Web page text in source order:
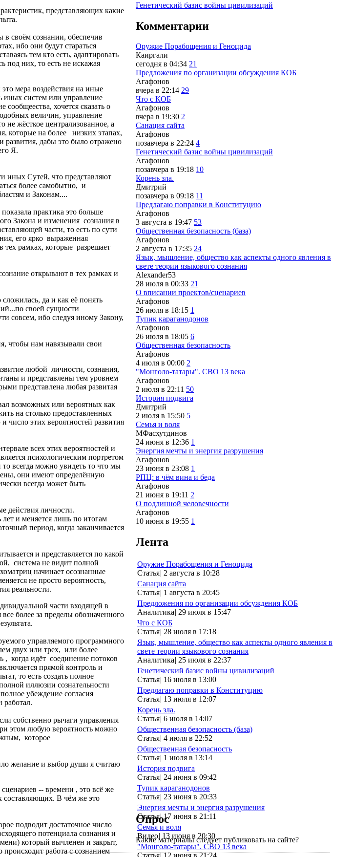
представляющих какие
в своём сознании, обеспечив
ибо они будут стараться
тем кто есть, адаптировать
под них, то есть не искажая
мера воздействия на иные
иных систем или управление
хочется сказать о
величин, управление
жёсткое централизованное, а
которые на более низких этапах,
развития, дабы это было отражено
Я.
иных Сутей, что представляют
более самобытно, и
и Законам....
практика это больше
Закона и изменения сознания в
части, то есть по сути
его ярко выраженная
тех рамках, которые разрешает
открывают в тех рамках и
да и как её понять
своей сущности
совсем, ибо следуя иному Закону,
чтобы нам навязывали свои
любой личности, сознания,
и представлены тем уровнем
представлена любая развитая
возможных или вероятных как
на столько предоставленных
число этих вероятностей развития
всех этих вероятностей и
психологическим портретом
всегда можно увидеть то что мы
они имеют определённую
всегда может быть
действия личности.
лет и меняется лишь по итогам
период, когда заканчивается
и представляется по какой
система не видит полной
начинает осознанные
не просто вероятность,
реальности.
части входящей в
более за пределы обозначенного
управляемого программного
двух или трех, или более
, когда идёт соединение потоков
прямой контроль и
то есть создать полное
иллюзии сознательности
убеждение согласия
работал.
собственно рычаги управления
этом любую вероятность можно
которое
желание и выбор души я считаю
-- времени , это всё же
составляющих. В чём же это
подводит достаточное число
потенциала сознания и
который вычленен и закрыт,
происходит работа с сознанием
Генетический базис войны цивилизаций
Комментарии
Оружие Порабощения и Геноцида
Каиргали
сегодня в 04:34 21
Предложения по организации обсуждения КОБ
Агафонов
вчера в 22:14 29
Что с КОБ
Агафонов
вчера в 19:30 2
Санация сайта
Агафонов
позавчера в 22:24 4
Генетический базис войны цивилизаций
Агафонов
позавчера в 19:18 10
Корень зла.
Дмитрий
позавчера в 09:18 11
Предлагаю поправки в Конституцию
Агафонов
3 августа в 19:47 53
Общественная безопасность (база)
Агафонов
2 августа в 17:35 24
Язык, мышление, общество как аспекты одного явления в
свете теории языкового сознания
Alexander53
28 июля в 00:33 21
О вписании проектов/сценариев
Агафонов
26 июля в 18:15 1
Тупик караганодонов
Агафонов
26 июля в 18:05 6
Общественная безопасность
Агафонов
4 июля в 00:00 2
"Монголо-татары". СВО 13 века
Агафонов
2 июля в 22:11 50
История подвига
Дмитрий
2 июля в 15:50 5
Семья и воля
МФасхутдинов
24 июня в 12:36 1
Энергия мечты и энергия разрушения
Агафонов
23 июня в 23:08 1
РПЦ: в чём вина и беда
Агафонов
21 июня в 19:11 2
О подлинной человечности
Агафонов
10 июня в 19:55 1
Лента
Оружие Порабощения и Геноцида
Статья| 2 августа в 10:28
Санация сайта
Статья| 1 августа в 20:45
Предложения по организации обсуждения КОБ
Аналитика| 29 июля в 15:47
Что с КОБ
Статья| 28 июля в 17:18
Язык, мышление, общество как аспекты одного явления в
свете теории языкового сознания
Аналитика| 25 июля в 22:37
Генетический базис войны цивилизаций
Статья| 16 июля в 13:00
Предлагаю поправки в Конституцию
Статья| 13 июля в 12:07
Корень зла.
Статья| 6 июля в 14:07
Общественная безопасность (база)
Статья| 4 июля в 22:52
Общественная безопасность
Статья| 1 июля в 13:14
История подвига
Статья| 24 июня в 09:42
Тупик караганодонов
Статья| 23 июня в 20:33
Энергия мечты и энергия разрушения
Статья| 17 июня в 21:11
Семья и воля
Видео| 13 июня в 20:30
"Монголо-татары". СВО 13 века
Опрос
Какие материалы следует публиковать на сайте?